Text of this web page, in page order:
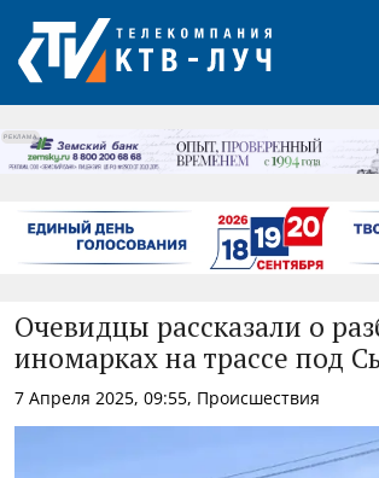
РЕКЛАМА
Очевидцы рассказали о
иномарках на трассе под
7 Апреля 2025, 09:55, Происшествия